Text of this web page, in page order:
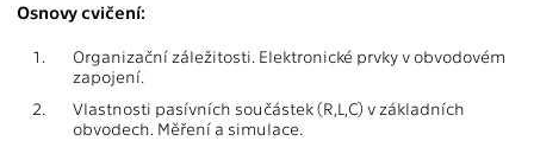
Osnovy cvičení:
1.
Organizační záležitosti. Elektronické prvky v obvodovém
zapojení.
2.
Vlastnosti pasívních součástek (R,L,C) v základních
obvodech. Měření a simulace.